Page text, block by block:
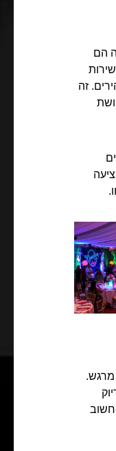
הם
זה
מרגש.